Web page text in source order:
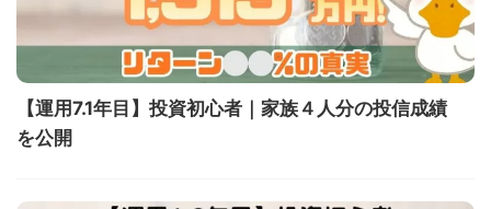
【運用7.1年目】投資初心者｜家族４人分の投信成績
を公開